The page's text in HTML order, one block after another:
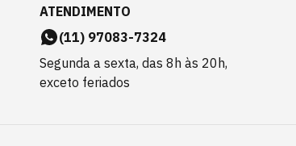
ATENDIMENTO
(11) 97083-7324
Segunda a sexta, das 8h às 20h,
exceto feriados